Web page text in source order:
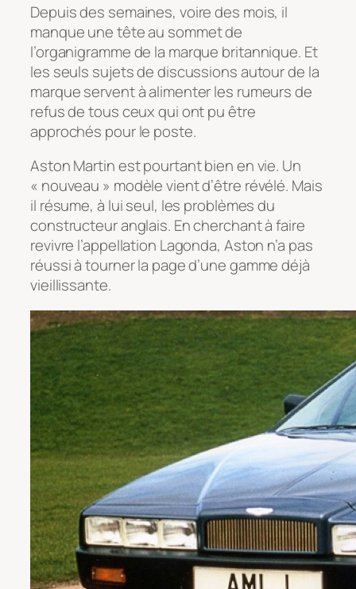
Depuis des semaines, voire des mois, il
manque une tête au sommet de
l’organigramme de la marque britannique. Et
les seuls sujets de discussions autour de la
marque servent à alimenter les rumeurs de
refus de tous ceux qui ont pu être
approchés pour le poste.
Aston Martin est pourtant bien en vie. Un
« nouveau » modèle vient d’être révélé. Mais
il résume, à lui seul, les problèmes du
constructeur anglais. En cherchant à faire
revivre l’appellation Lagonda, Aston n’a pas
réussi à tourner la page d’une gamme déjà
vieillissante.